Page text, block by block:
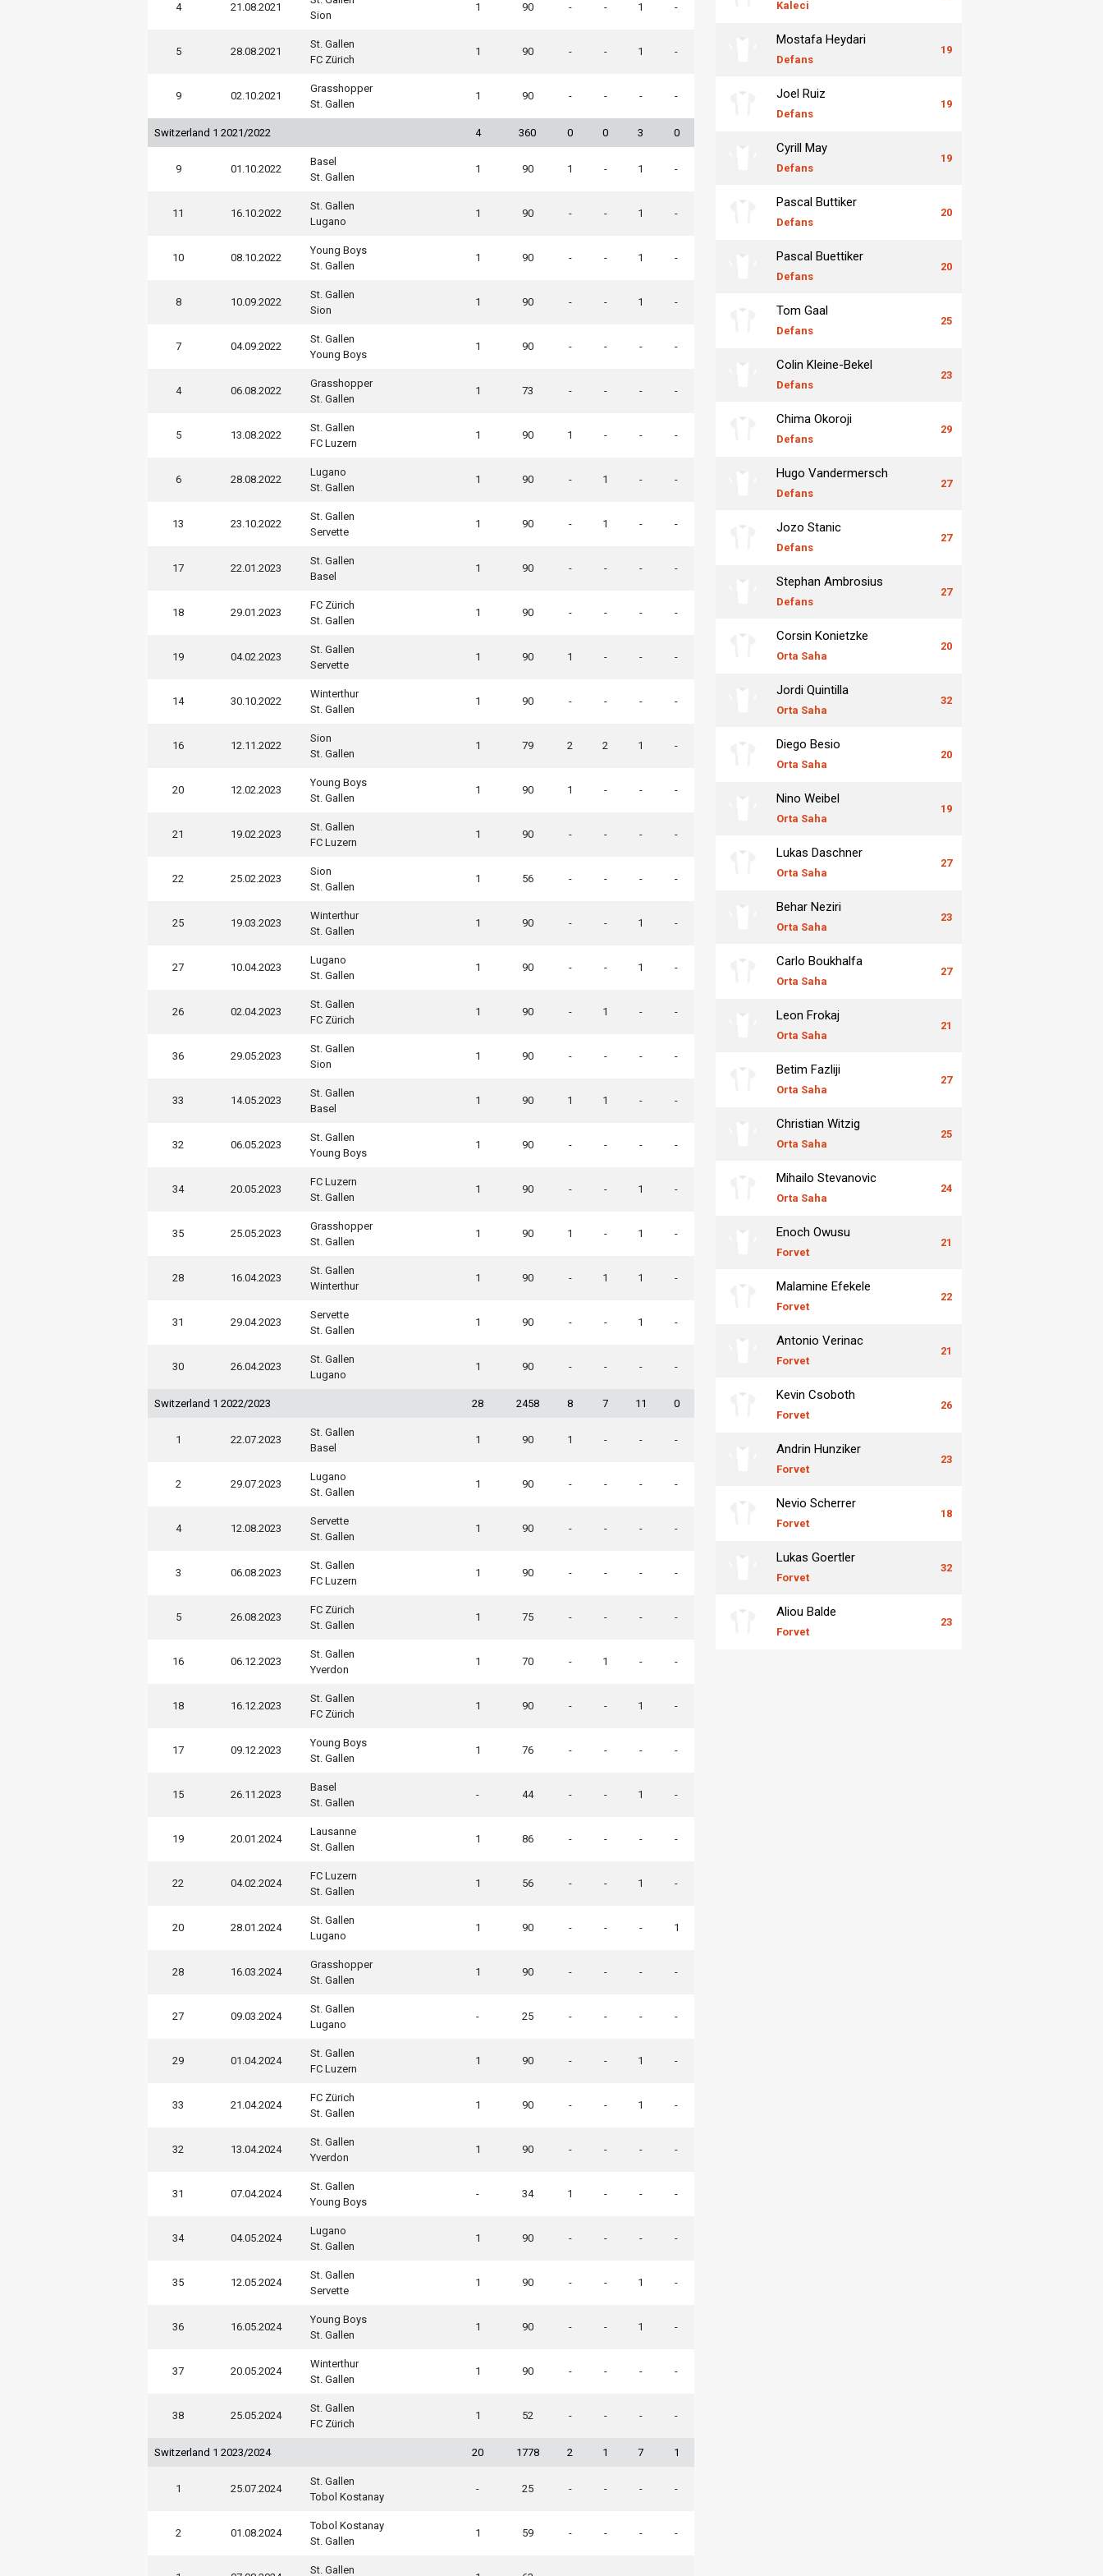
4 21.08.2021
Sion
1 90 - - 1 -
5 28.08.2021
St. Gallen
FC Zürich
1 90 - - 1 -
9 02.10.2021
Grasshopper
St. Gallen
1 90 - - - -
Switzerland 1 2021/2022 4 360 0 0 3 0
9 01.10.2022
Basel
St. Gallen
1 90 1 - 1 -
11 16.10.2022
St. Gallen
Lugano
1 90 - - 1 -
10 08.10.2022
Young Boys
St. Gallen
1 90 - - 1 -
8 10.09.2022
St. Gallen
Sion
1 90 - - 1 -
7 04.09.2022
St. Gallen
Young Boys
1 90 - - - -
4 06.08.2022
Grasshopper
St. Gallen
1 73 - - - -
5 13.08.2022
St. Gallen
FC Luzern
1 90 1 - - -
6 28.08.2022
Lugano
St. Gallen
1 90 - 1 - -
13 23.10.2022
St. Gallen
Servette
1 90 - 1 - -
17 22.01.2023
St. Gallen
Basel
1 90 - - - -
18 29.01.2023
FC Zürich
St. Gallen
1 90 - - - -
19 04.02.2023
St. Gallen
Servette
1 90 1 - - -
14 30.10.2022
Winterthur
St. Gallen
1 90 - - - -
16 12.11.2022
Sion
St. Gallen
1 79 2 2 1 -
20 12.02.2023
Young Boys
St. Gallen
1 90 1 - - -
21 19.02.2023
St. Gallen
FC Luzern
1 90 - - - -
22 25.02.2023
Sion
St. Gallen
1 56 - - - -
25 19.03.2023
Winterthur
St. Gallen
1 90 - - 1 -
27 10.04.2023
Lugano
St. Gallen
1 90 - - 1 -
26 02.04.2023
St. Gallen
FC Zürich
1 90 - 1 - -
36 29.05.2023
St. Gallen
Sion
1 90 - - - -
33 14.05.2023
St. Gallen
Basel
1 90 1 1 - -
32 06.05.2023
St. Gallen
Young Boys
1 90 - - - -
34 20.05.2023
FC Luzern
St. Gallen
1 90 - - 1 -
35 25.05.2023
Grasshopper
St. Gallen
1 90 1 - 1 -
28 16.04.2023
St. Gallen
Winterthur
1 90 - 1 1 -
31 29.04.2023
Servette
St. Gallen
1 90 - - 1 -
30 26.04.2023
St. Gallen
Lugano
1 90 - - - -
Switzerland 1 2022/2023 28 2458 8 7 11 0
1 22.07.2023
St. Gallen
Basel
1 90 1 - - -
2 29.07.2023
Lugano
St. Gallen
1 90 - - - -
4 12.08.2023
Servette
St. Gallen
1 90 - - - -
3 06.08.2023
St. Gallen
FC Luzern
1 90 - - - -
5 26.08.2023
FC Zürich
St. Gallen
1 75 - - - -
16 06.12.2023
St. Gallen
Yverdon
1 70 - 1 - -
18 16.12.2023
St. Gallen
FC Zürich
1 90 - - 1 -
17 09.12.2023
Young Boys
St. Gallen
1 76 - - - -
15 26.11.2023
Basel
St. Gallen
- 44 - - 1 -
19 20.01.2024
Lausanne
St. Gallen
1 86 - - - -
22 04.02.2024
FC Luzern
St. Gallen
1 56 - - 1 -
20 28.01.2024
St. Gallen
Lugano
1 90 - - - 1
28 16.03.2024
Grasshopper
St. Gallen
1 90 - - - -
27 09.03.2024
St. Gallen
Lugano
- 25 - - - -
29 01.04.2024
St. Gallen
FC Luzern
1 90 - - 1 -
33 21.04.2024
FC Zürich
St. Gallen
1 90 - - 1 -
32 13.04.2024
St. Gallen
Yverdon
1 90 - - - -
31 07.04.2024
St. Gallen
Young Boys
- 34 1 - - -
34 04.05.2024
Lugano
St. Gallen
1 90 - - - -
35 12.05.2024
St. Gallen
Servette
1 90 - - 1 -
36 16.05.2024
Young Boys
St. Gallen
1 90 - - 1 -
37 20.05.2024
Winterthur
St. Gallen
1 90 - - - -
38 25.05.2024
St. Gallen
FC Zürich
1 52 - - - -
Switzerland 1 2023/2024 20 1778 2 1 7 1
1 25.07.2024
St. Gallen
Tobol Kostanay
- 25 - - - -
2 01.08.2024
Tobol Kostanay
St. Gallen
1 59 - - - -
St. Gallen
Kaleci
Mostafa Heydari
Defans
19
Joel Ruiz
Defans
19
Cyrill May
Defans
19
Pascal Buttiker
Defans
20
Pascal Buettiker
Defans
20
Tom Gaal
Defans
25
Colin Kleine-Bekel
Defans
23
Chima Okoroji
Defans
29
Hugo Vandermersch
Defans
27
Jozo Stanic
Defans
27
Stephan Ambrosius
Defans
27
Corsin Konietzke
Orta Saha
20
Jordi Quintilla
Orta Saha
32
Diego Besio
Orta Saha
20
Nino Weibel
Orta Saha
19
Lukas Daschner
Orta Saha
27
Behar Neziri
Orta Saha
23
Carlo Boukhalfa
Orta Saha
27
Leon Frokaj
Orta Saha
21
Betim Fazliji
Orta Saha
27
Christian Witzig
Orta Saha
25
Mihailo Stevanovic
Orta Saha
24
Enoch Owusu
Forvet
21
Malamine Efekele
Forvet
22
Antonio Verinac
Forvet
21
Kevin Csoboth
Forvet
26
Andrin Hunziker
Forvet
23
Nevio Scherrer
Forvet
18
Lukas Goertler
Forvet
32
Aliou Balde
Forvet
23